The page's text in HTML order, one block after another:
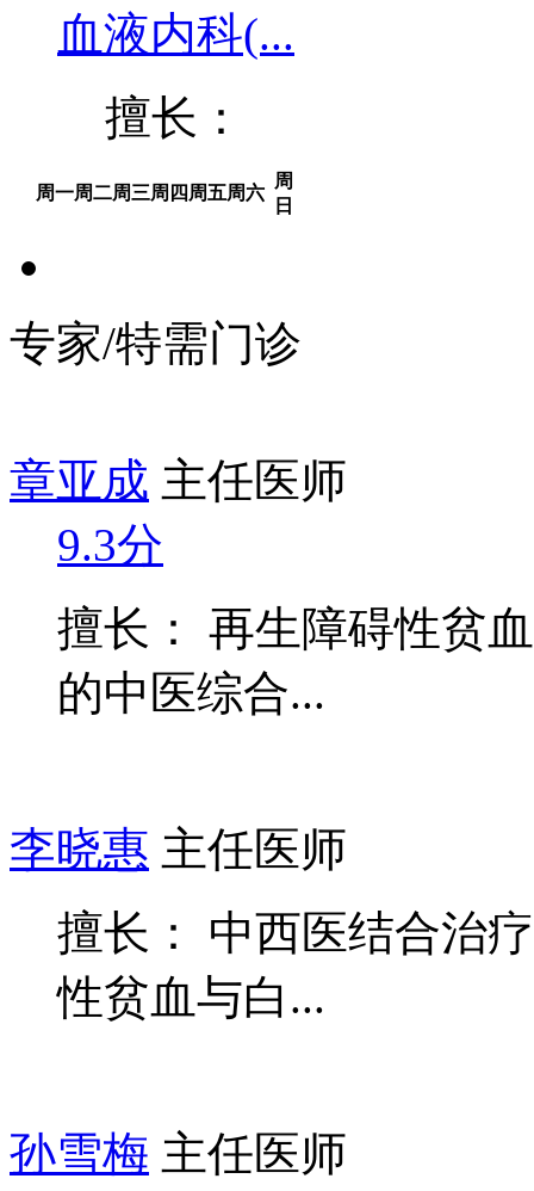
血液内科(...
擅长：
周一周二周三周四 周五周六
周
日
专家/特需门诊
章亚成 主任医师
9.3分
擅长： 再生障碍性贫
的中医综合...
李晓惠 主任医师
擅长： 中西医结合治
性贫血与白...
孙雪梅 主任医师